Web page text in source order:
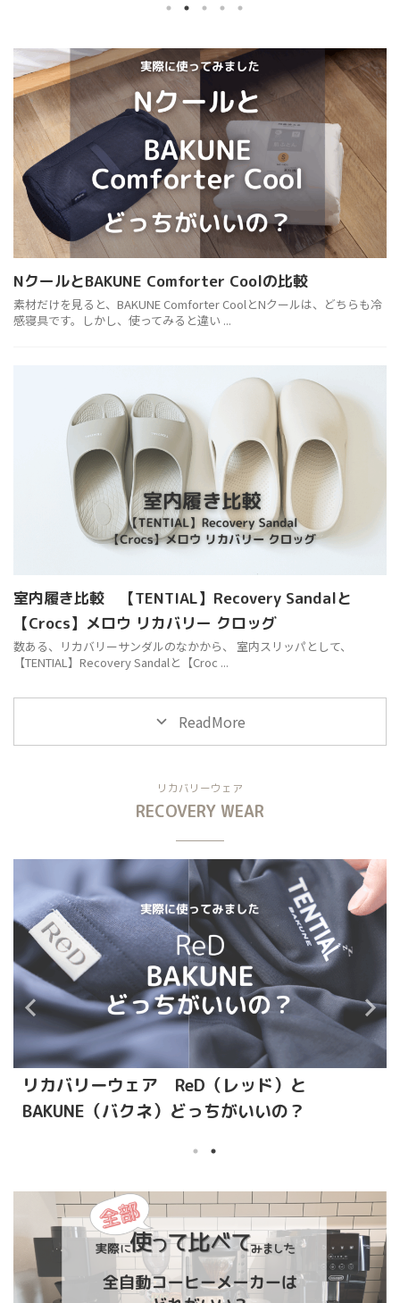
NクールとBAKUNE Comforter Coolの比較
素材だけを見ると、BAKUNE Comforter CoolとNクールは、どちらも冷
感寝具です。しかし、使ってみると違い ...
室内履き比較 【TENTIAL】Recovery Sandalと
【Crocs】メロウ リカバリー クロッグ
数ある、リカバリーサンダルのなかから、 室内スリッパとして、
【TENTIAL】Recovery Sandalと【Croc ...
ReadMore
リカバリーウェア
RECOVERY WEAR
リカバリーウェア ReD（レッド）と
BAKUNE（バクネ）どっちがいいの？